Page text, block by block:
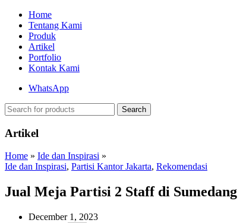
Home
Tentang Kami
Produk
Artikel
Portfolio
Kontak Kami
WhatsApp
Search
Artikel
Home » Ide dan Inspirasi »
Ide dan Inspirasi, Partisi Kantor Jakarta, Rekomendasi
Jual Meja Partisi 2 Staff di Sumedang
December 1, 2023